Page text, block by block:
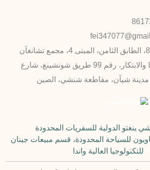
الغرفة 81601، الطابق الثامن، المبنى 4، مجمع تشانغآن
الصناعي للتكنولوجيا والابتكار، رقم 99 طريق شونشينغ، شارع
مدينة شيآن، مقاطعة شنشي، الصين
ينغتو الدولية للسفريات المحدودة
للسياحة المحدودة، قسم مبيعات جينان
للتكنولوجيا العالية واندا